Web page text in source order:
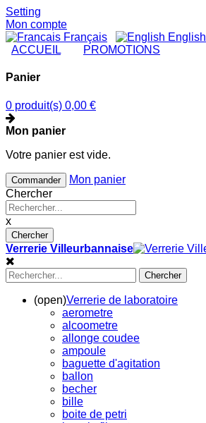
Setting
Mon compte
Français
English
ACCUEIL
PROMOTIONS
Panier
0 produit(s) 0,00 €
Mon panier
Votre panier est vide.
Commander
Mon panier
Chercher
x
Chercher
Verrerie Villeurbannaise
Chercher
(open)Verrerie de laboratoire
aerometre
alcoometre
allonge coudee
ampoule
baguette d'agitation
ballon
becher
bille
boite de petri